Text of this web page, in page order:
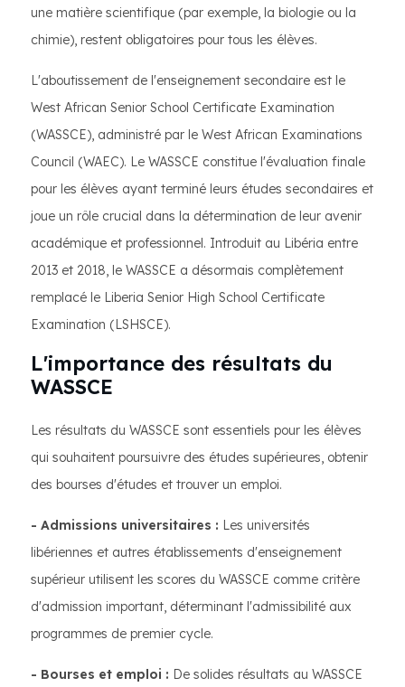
une matière scientifique (par exemple, la biologie ou la
chimie), restent obligatoires pour tous les élèves.
L'aboutissement de l'enseignement secondaire est le
West African Senior School Certificate Examination
(WASSCE), administré par le West African Examinations
Council (WAEC). Le WASSCE constitue l'évaluation finale
pour les élèves ayant terminé leurs études secondaires et
joue un rôle crucial dans la détermination de leur avenir
académique et professionnel. Introduit au Libéria entre
2013 et 2018, le WASSCE a désormais complètement
remplacé le Liberia Senior High School Certificate
Examination (LSHSCE).
L'importance des résultats du
WASSCE
Les résultats du WASSCE sont essentiels pour les élèves
qui souhaitent poursuivre des études supérieures, obtenir
des bourses d'études et trouver un emploi.
- Admissions universitaires : Les universités
libériennes et autres établissements d'enseignement
supérieur utilisent les scores du WASSCE comme critère
d'admission important, déterminant l'admissibilité aux
programmes de premier cycle.
- Bourses et emploi : De solides résultats au WASSCE